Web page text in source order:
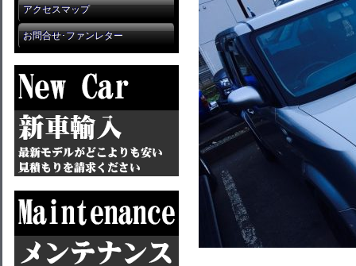
アクセスマップ
お問合せ･ファンレター